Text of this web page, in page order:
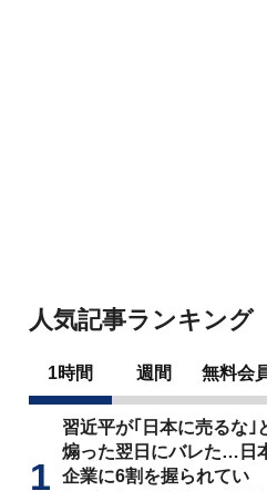
人気記事ランキング
1時間 週間 無料会
習近平が｢日本に売るな｣
煽った翌日にバレた…日
企業に6割を握られてい